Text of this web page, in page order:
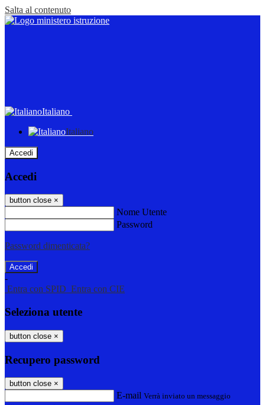
Salta al contenuto
Italiano
Italiano
Accedi
Accedi
button close ×
Nome Utente
Password
Password dimenticata?
-
Entra con SPID Entra con CIE
Seleziona utente
button close ×
Recupero password
button close ×
E-mail Verrà inviato un messaggio